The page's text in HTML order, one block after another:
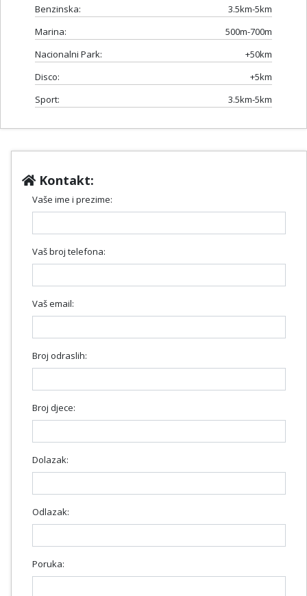
Benzinska:
3.5km-5km
Marina:
500m-700m
Nacionalni Park:
+50km
Disco:
+5km
Sport:
3.5km-5km
Kontakt:
Vaše ime i prezime:
Vaš broj telefona:
Vaš email:
Broj odraslih:
Broj djece:
Dolazak:
Odlazak:
Poruka: